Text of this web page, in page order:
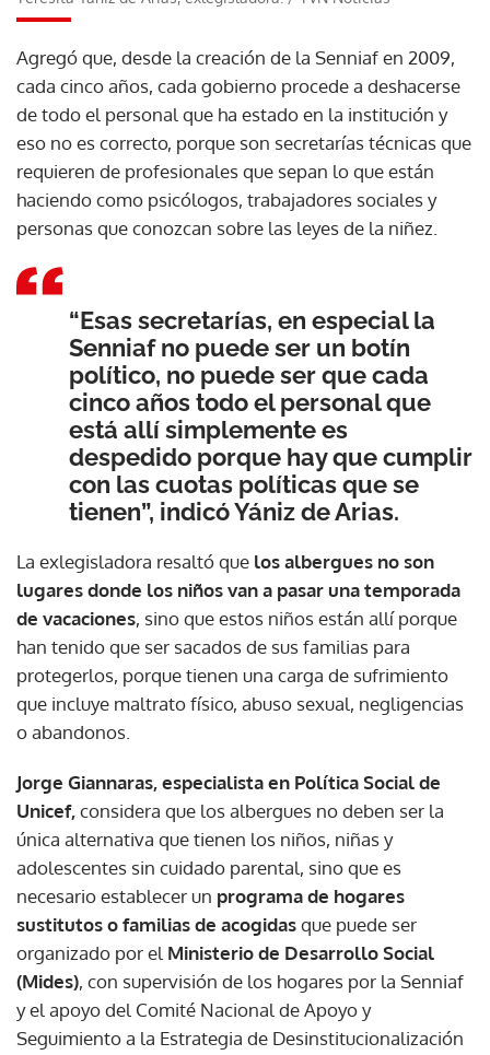
Agregó que, desde la creación de la Senniaf en 2009,
cada cinco años, cada gobierno procede a deshacerse
de todo el personal que ha estado en la institución y
eso no es correcto, porque son secretarías técnicas que
requieren de profesionales que sepan lo que están
haciendo como psicólogos, trabajadores sociales y
personas que conozcan sobre las leyes de la niñez.
“Esas secretarías, en especial la
Senniaf no puede ser un botín
político, no puede ser que cada
cinco años todo el personal que
está allí simplemente es
despedido porque hay que cumplir
con las cuotas políticas que se
tienen”, indicó Yániz de Arias.
La exlegisladora resaltó que los albergues no son
lugares donde los niños van a pasar una temporada
de vacaciones, sino que estos niños están allí porque
han tenido que ser sacados de sus familias para
protegerlos, porque tienen una carga de sufrimiento
que incluye maltrato físico, abuso sexual, negligencias
o abandonos.
Jorge Giannaras, especialista en Política Social de
Unicef,considera que los albergues no deben ser la
única alternativa que tienen los niños, niñas y
adolescentes sin cuidado parental, sino que es
necesario establecer un programa de hogares
sustitutos o familias de acogidasque puede ser
organizado por el Ministerio de Desarrollo Social
(Mides), con supervisión de los hogares por la Senniaf
y el apoyo del Comité Nacional de Apoyo y
Seguimiento a la Estrategia de Desinstitucionalización